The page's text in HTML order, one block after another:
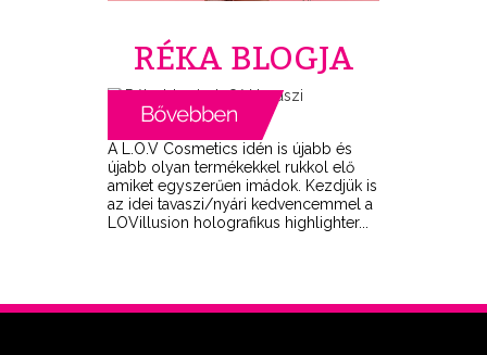
RÉKA BLOGJA
A L.O.V Cosmetics idén is újabb és
újabb olyan termékekkel rukkol elő
amiket egyszerűen imádok. Kezdjük is
az idei tavaszi/nyári kedvencemmel a
LOVillusion holografikus highlighter...